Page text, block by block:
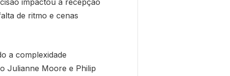
impactou a recepção
de ritmo e cenas
a complexidade
Julianne Moore e Philip